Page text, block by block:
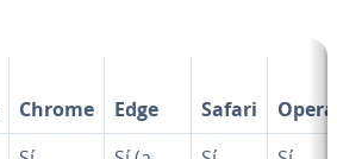
Chrome Edge Safari
Opera